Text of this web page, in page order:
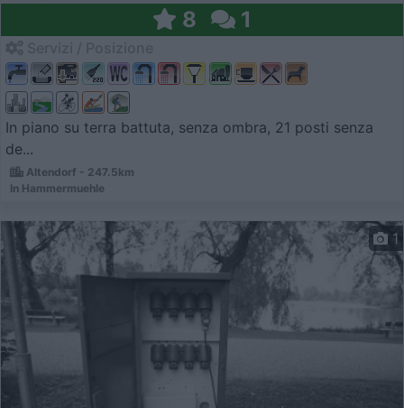
8 1
In piano su terra battuta, senza ombra, 21 posti senza
de...
Altendorf - 247.5km
In Hammermuehle
1